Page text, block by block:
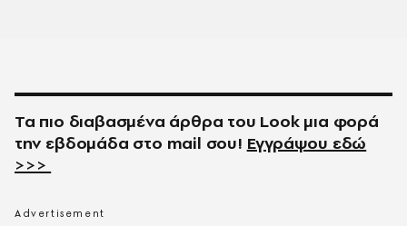
Τα πιο διαβασμένα άρθρα του Look μια φορά
την εβδομάδα στο mail σου! Εγγράψου εδώ
>>>